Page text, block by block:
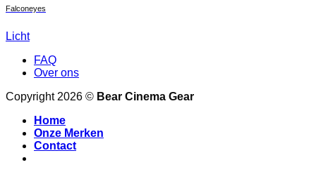
Falconeyes
Licht
FAQ
Over ons
Copyright 2026 © Bear Cinema Gear
Home
Onze Merken
Contact